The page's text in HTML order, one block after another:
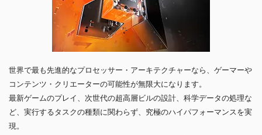
世界で最も先進的なプロセッサー・アーキテクチャーなら、ゲーマーや
コンテンツ・クリエーターの可能性が無限大になります。
最新ゲームのプレイ、次世代の超高層ビルの設計、科学データの処理な
ど、実行するタスクの種類に関わらず、究極のハイパフォーマンスを実
現。